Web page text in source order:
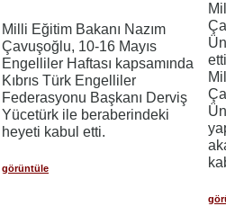
Milli Eğitim Bakanı Nazım
Çavuşoğlu, 10-16 Mayıs
Engelliler Haftası kapsamında
Kıbrıs Türk Engelliler
Federasyonu Başkanı Derviş
Yücetürk ile beraberindeki
heyeti kabul etti.
görüntüle